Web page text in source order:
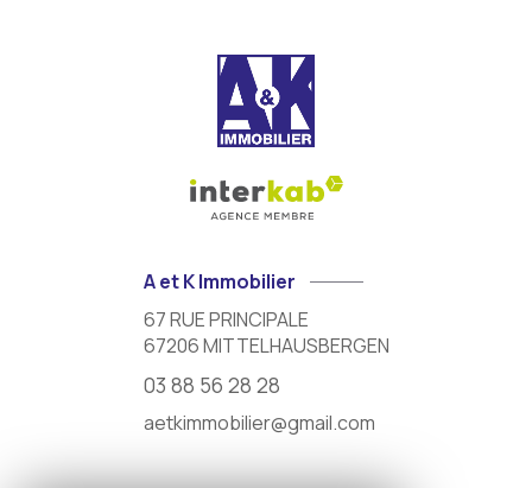
A et K Immobilier
67 RUE PRINCIPALE
67206MITTELHAUSBERGEN
03 88 56 28 28
aetkimmobilier@gmail.com